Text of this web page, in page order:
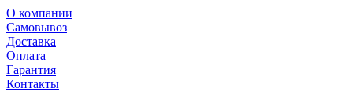
О компании
Самовывоз
Доставка
Оплата
Гарантия
Контакты